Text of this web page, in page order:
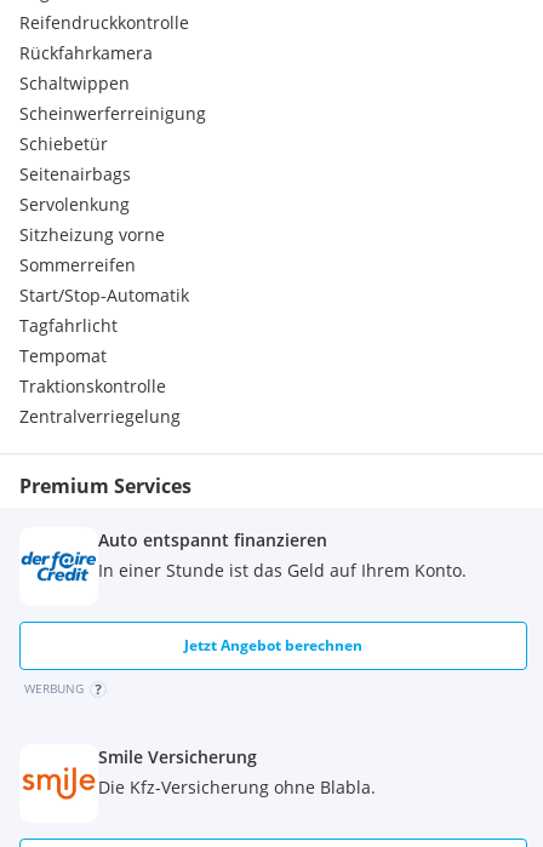
Reifendruckkontrolle
Rückfahrkamera
Schaltwippen
Scheinwerferreinigung
Schiebetür
Seitenairbags
Servolenkung
Sitzheizung vorne
Sommerreifen
Start/Stop-Automatik
Tagfahrlicht
Tempomat
Traktionskontrolle
Zentralverriegelung
Premium Services
Auto entspannt finanzieren
In einer Stunde ist das Geld auf Ihrem Konto.
Jetzt Angebot berechnen
WERBUNG
Smile Versicherung
Die Kfz-Versicherung ohne Blabla.